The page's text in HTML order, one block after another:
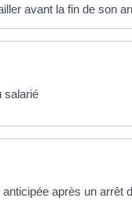
avant la fin de son
salarié
après un arrêt